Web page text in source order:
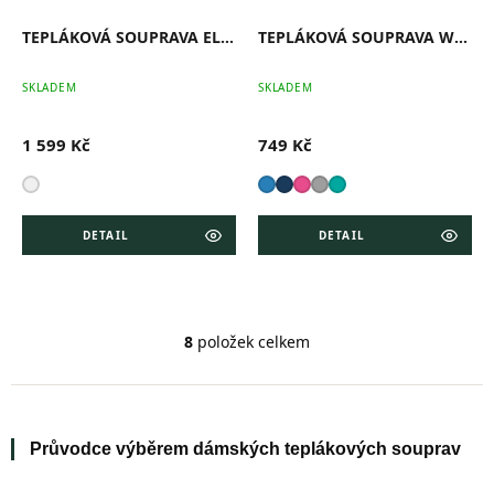
TEPLÁKOVÁ SOUPRAVA ELMA
SKLADEM
1 599 Kč
DETAIL
TEPLÁKOVÁ SOUPRAVA WREN
SKLADEM
749 Kč
DETAIL
O
l
d
a
8 položek celkem
Průvodce výběrem dámských teplákových souprav